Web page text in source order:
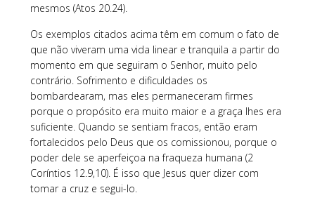
mesmos (Atos 20.24).
Os exemplos citados acima têm em comum o fato de
que não viveram uma vida linear e tranquila a partir do
momento em que seguiram o Senhor, muito pelo
contrário. Sofrimento e dificuldades os
bombardearam, mas eles permaneceram firmes
porque o propósito era muito maior e a graça lhes era
suficiente. Quando se sentiam fracos, então eram
fortalecidos pelo Deus que os comissionou, porque o
poder dele se aperfeiçoa na fraqueza humana (2
Coríntios 12.9,10). É isso que Jesus quer dizer com
tomar a cruz e segui-lo.